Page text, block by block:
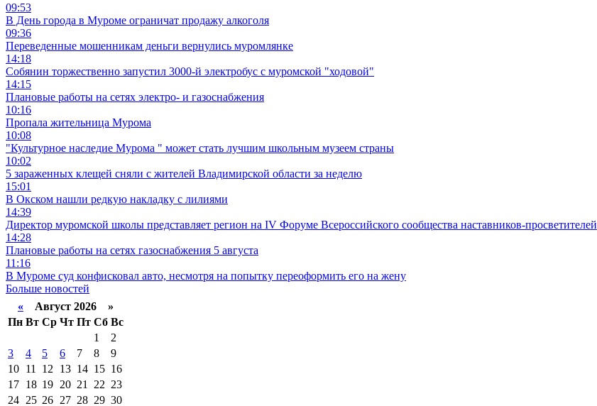
09:53
В День города в Муроме ограничат продажу алкоголя
09:36
Переведенные мошенникам деньги вернулись муромлянке
14:18
Собянин торжественно запустил 3000-й электробус с муромской "ходовой"
14:15
Плановые работы на сетях электро- и газоснабжения
10:16
Пропала жительница Мурома
10:08
"Культурное наследие Мурома " может стать лучшим школьным музеем страны
10:02
5 зараженных клещей сняли с жителей Владимирской области за неделю
15:01
В Окском нашли редкую накладку с лилиями
14:39
Директор муромской школы представляет регион на IV Форуме Всероссийского сообщества наставников-просветителей
14:28
Плановые работы на сетях газоснабжения 5 августа
11:16
В Муроме суд конфисковал авто, несмотря на попытку переоформить его на жену
Больше новостей
« Август 2026 »
Пн Вт Ср Чт Пт Сб Вс
1
2
3
4 5 6 7 8
9
10 11 12 13 14 15 16
17 18 19 20 21 22 23
24 25 26 27 28 29 30